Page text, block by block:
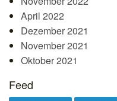
April 2022
Dezember 2021
November 2021
Oktober 2021
Feed